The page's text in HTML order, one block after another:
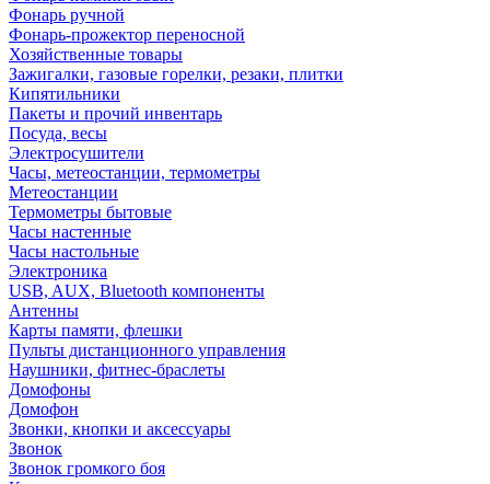
Фонарь ручной
Фонарь-прожектор переносной
Хозяйственные товары
Зажигалки, газовые горелки, резаки, плитки
Кипятильники
Пакеты и прочий инвентарь
Посуда, весы
Электросушители
Часы, метеостанции, термометры
Метеостанции
Термометры бытовые
Часы настенные
Часы настольные
Электроника
USB, AUX, Bluetooth компоненты
Антенны
Карты памяти, флешки
Пульты дистанционного управления
Наушники, фитнес-браслеты
Домофоны
Домофон
Звонки, кнопки и аксессуары
Звонок
Звонок громкого боя